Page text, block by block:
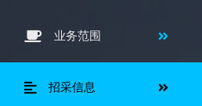
业务范围
招采信息